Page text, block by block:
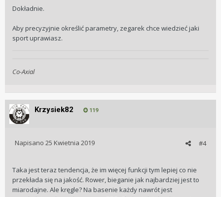
Dokładnie.
Aby precyzyjnie określić parametry, zegarek chce wiedzieć jaki
sport uprawiasz.
Co-Axial
Krzysiek82 119
#4
Napisano 25 Kwietnia 2019
Taka jest teraz tendencja, że im więcej funkcji tym lepiej co nie
przekłada się na jakość. Rower, bieganie jak najbardziej jest to
miarodajne. Ale kręgle? Na basenie każdy nawrót jest